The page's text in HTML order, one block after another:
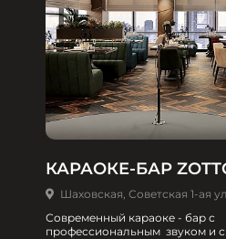
КАРАОКЕ-БАР
Шаховская, Советская 1-ая
Современный караоке - бар с
профессиональным звуком и